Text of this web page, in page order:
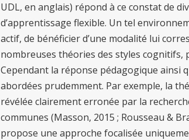
UDL, en anglais) répond à ce constat de
d’apprentissage flexible. Un tel
actif, de bénéficier d’une modalité lui
nombreuses théories des styles cognitifs,
Cependant la réponse pédagogique ainsi
abordées prudemment. Par exemple, la
révélée clairement erronée par la
communes (Masson, 2015 ; Rousseau &
propose une approche focalisée